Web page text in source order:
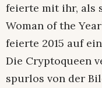
feierte mit ihr, als
Woman of the
feierte 2015 auf
Die Cryptoqueen
spurlos von der